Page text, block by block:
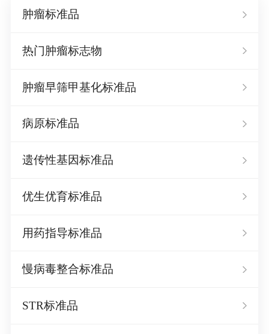
肿瘤标准品
热门肿瘤标志物
肿瘤早筛甲基化标准品
病原标准品
遗传性基因标准品
优生优育标准品
用药指导标准品
慢病毒整合标准品
STR标准品